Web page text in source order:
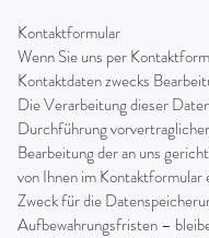
Kontaktformular
Wenn Sie uns per
Kontaktdaten zwecks
Die Verarbeitung dieser
Durchführung
Bearbeitung der an uns
von Ihnen im Kontaktformular
Zweck für die
Aufbewahrungsfristen –